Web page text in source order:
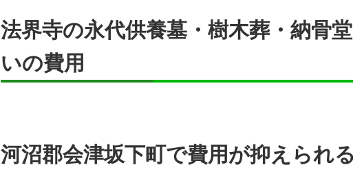
法界寺の永代供養墓・樹木葬・納骨
いの費用
河沼郡会津坂下町で費用が抑えられ